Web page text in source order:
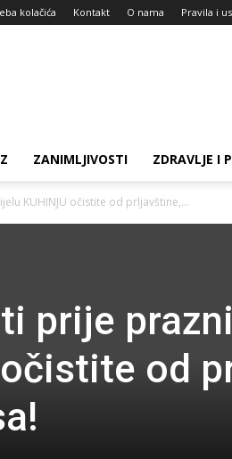
kolačića Kontakt O nama Pravila i
ZANIMLJIVOSTI ZDRAVLJE I
KUHINJU očistite od prljavštine,...
prije
od